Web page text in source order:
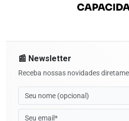
📰 Newsletter
Receba nossas novidades